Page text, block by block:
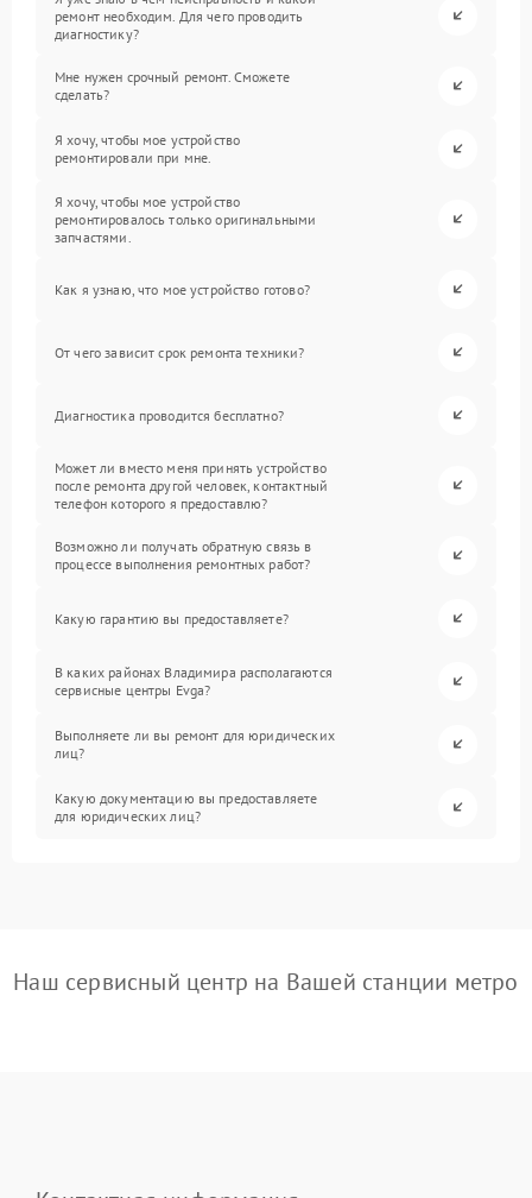
ремонт необходим. Для чего проводить
диагностику?
Мне нужен срочный ремонт. Сможете
сделать?
Я хочу, чтобы мое устройство
ремонтировали при мне.
Я хочу, чтобы мое устройство
ремонтировалось только оригинальными
запчастями.
Как я узнаю, что мое устройство готово?
От чего зависит срок ремонта техники?
Диагностика проводится бесплатно?
Может ли вместо меня принять устройство
после ремонта другой человек, контактный
телефон которого я предоставлю?
Возможно ли получать обратную связь в
процессе выполнения ремонтных работ?
Какую гарантию вы предоставляете?
В каких районах Владимира располагаются
сервисные центры Evga?
Выполняете ли вы ремонт для юридических
лиц?
Какую документацию вы предоставляете
для юридических лиц?
Наш сервисный центр на Вашей станции метро